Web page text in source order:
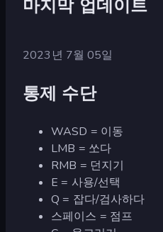
마지막 업데이트
2023년 7월 05일
통제 수단
WASD = 이동
LMB = 쏘다
RMB = 던지기
E = 사용/선택
Q = 잡다/검사하다
스페이스 = 점프